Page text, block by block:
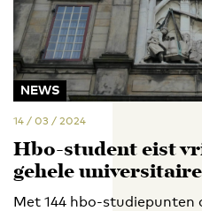
NEWS
14 / 03 / 2024
Hbo-student eist
gehele
Met 144 hbo-